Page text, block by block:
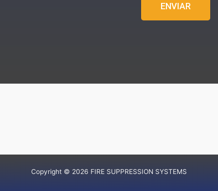
ENVIAR
Copyright © 2026 FIRE SUPPRESSION SYSTEMS